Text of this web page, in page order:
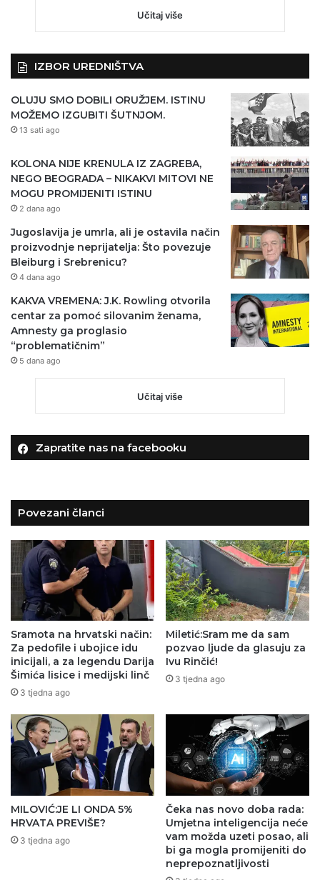
Učitaj više
IZBOR UREDNIŠTVA
OLUJU SMO DOBILI ORUŽJEM. ISTINU
MOŽEMO IZGUBITI ŠUTNJOM.
13 sati ago
KOLONA NIJE KRENULA IZ ZAGREBA,
NEGO BEOGRADA – NIKAKVI MITOVI NE
MOGU PROMIJENITI ISTINU
2 dana ago
Jugoslavija je umrla, ali je ostavila način
proizvodnje neprijatelja: Što povezuje
Bleiburg i Srebrenicu?
4 dana ago
KAKVA VREMENA: J.K. Rowling otvorila
centar za pomoć silovanim ženama,
Amnesty ga proglasio
“problematičnim”
5 dana ago
Učitaj više
Zapratite nas na facebooku
Povezani članci
Sramota na hrvatski način:
Za pedofile i ubojice idu
inicijali, a za legendu Darija
Šimića lisice i medijski linč
3 tjedna ago
Miletić:Sram me da sam
pozvao ljude da glasuju za
Ivu Rinčić!
3 tjedna ago
MILOVIĆ:JE LI ONDA 5%
HRVATA PREVIŠE?
3 tjedna ago
Čeka nas novo doba rada:
Umjetna inteligencija neće
vam možda uzeti posao, ali
bi ga mogla promijeniti do
neprepoznatljivosti